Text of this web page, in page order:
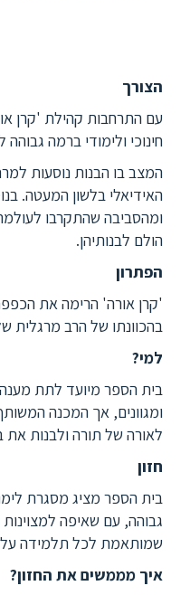
הצורך
עם התרחבות קהילת 'קרן
חינוכי ולימודי ברמה
המצב בו הבנות נוסעות
האידיאלי בלשון המעטה.
ומהסביבה שהתקרבו
הולם לבנותיהן.
הפתרון
'קרן אורה' הרימה את
בהכוונתו של הרב מרגלית
למי?
בית הספר מיועד לתת
ומגוונים, אך המכנה
לאורה של תורה ולבנות את
חזון
בית הספר מציג מסגרת
גבוהה, עם שאיפה
שמותאמת לכל תלמידה על
איך מממשים את החזון?